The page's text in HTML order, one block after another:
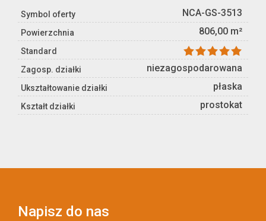
Symbol oferty NCA-GS-3513
Powierzchnia 806,00 m²
Standard
Zagosp. działki
niezagospodarowana
Ukształtowanie działki płaska
Kształt działki prostokat
Napisz do nas